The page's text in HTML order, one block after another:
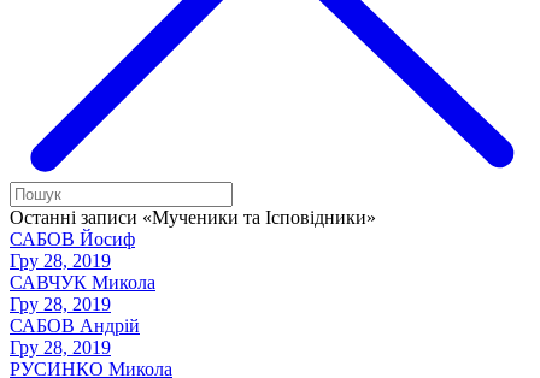
Останні записи «Мученики та Ісповідники»
САБОВ Йосиф
Гру 28, 2019
САВЧУК Микола
Гру 28, 2019
САБОВ Андрій
Гру 28, 2019
РУСИНКО Микола